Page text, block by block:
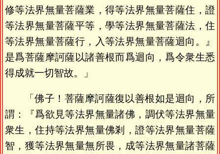
修等法界無量菩薩業，得等法界無量菩薩住，證
等法界無量菩薩平等，學等法界無量菩薩法，住
等法界無量菩薩行，入等法界無量菩薩迴向。』
是爲菩薩摩訶薩以諸善根而爲迴向，爲令衆生悉
得成就一切智故。」
「佛子！菩薩摩訶薩復以善根如是迴向，所
謂：『爲欲見等法界無量諸佛，調伏等法界無量
衆生，住持等法界無量佛剎，證等法界無量菩薩
智，獲等法界無量無所畏，成等法界無量諸菩薩